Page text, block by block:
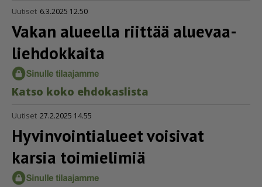
Uutiset 6.3.2025 12.50
Vakan alueella riittää aluevaa­
lieh­dok­kaita
Kat­so koko eh­do­kas­lis­ta
Uutiset 27.2.2025 14.55
Hyvin­voin­ti­a­lueet voisivat
karsia toimielimiä